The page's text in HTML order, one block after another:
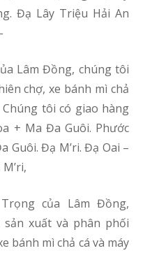
Đạ Lây Triệu Hải An
chợ, xe bánh mì chả
Chúng tôi có giao hàng
+ Ma Đa Guôi. Phước
Guôi. Đạ M’ri. Đạ Oai –
sản xuất và phân phối
bánh mì chả cá và máy